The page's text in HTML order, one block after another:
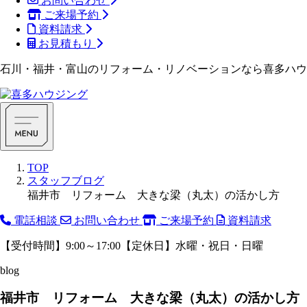
ご来場予約
資料請求
お見積もり
石川・福井・富山のリフォーム・リノベーションなら喜多ハ
TOP
スタッフブログ
福井市 リフォーム 大きな梁（丸太）の活かし方
電話相談 お問い合わせ ご来場予約 資料請求
【受付時間】9:00～17:00【定休日】水曜・祝日・日曜
blog
福井市 リフォーム 大きな梁（丸太）の活かし方